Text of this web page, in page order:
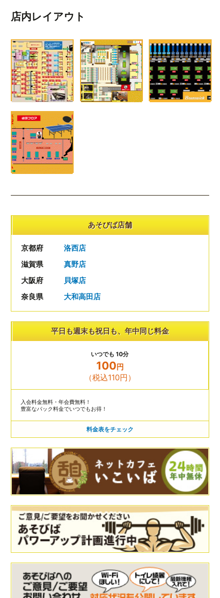
店内レイアウト
あそびば店舗
京都府
洛西店
滋賀県
真野店
大阪府
貝塚店
奈良県
大和高田店
平日も週末も祝日も、年中同じ料金
いつでも 10分
100円
（税込110円）
入会料金無料・年会費無料！
豊富なパック料金でいつでもお得！
料金表をチェック